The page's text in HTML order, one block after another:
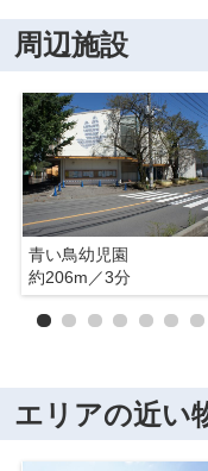
周辺施設
青い鳥幼児園
約206m／3分
エリアの近い